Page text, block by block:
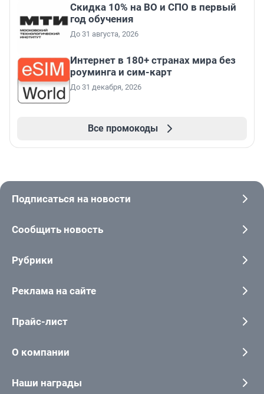
Скидка 10% на ВО и СПО в первый
год обучения
До 31 августа, 2026
Интернет в 180+ странах мира без
роуминга и сим-карт
До 31 декабря, 2026
Все промокоды
Подписаться на новости
Сообщить новость
Рубрики
Реклама на сайте
Прайс-лист
О компании
Наши награды